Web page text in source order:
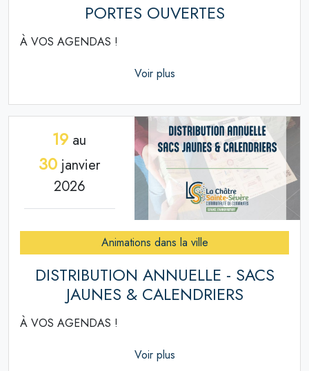
PORTES OUVERTES
À VOS AGENDAS !
Voir plus
19 au
30 janvier
2026
Animations dans la ville
DISTRIBUTION ANNUELLE - SACS
JAUNES & CALENDRIERS
À VOS AGENDAS !
Voir plus